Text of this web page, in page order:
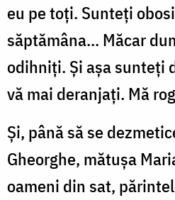
eu pe toți. Sunteți
săptămâna... Măcar
odihniți. Și așa sunteți
vă mai deranjați. Mă
Și, până să se
Gheorghe, mătușa
oameni din sat,